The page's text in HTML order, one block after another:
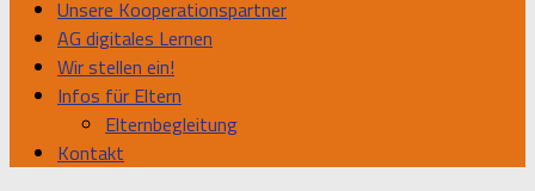
Unsere Kooperationspartner
AG digitales Lernen
Wir stellen ein!
Infos für Eltern
Elternbegleitung
Kontakt